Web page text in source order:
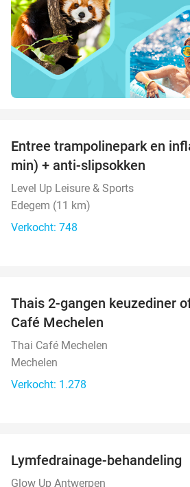
Entree trampolinepark en
min) + anti-slipsokken
Level Up Leisure & Sports
Edegem (11 km)
Verkocht: 748
Thais 2-gangen keuzediner
Café Mechelen
Thai Café Mechelen
Mechelen
Verkocht: 1.278
Lymfedrainage-behandeling
Glow Up Antwerpen